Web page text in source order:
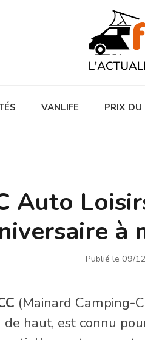
VANLIFE PRIX DU
Auto
à
Publié le 09/
(Mainard Camping-
haut, est connu